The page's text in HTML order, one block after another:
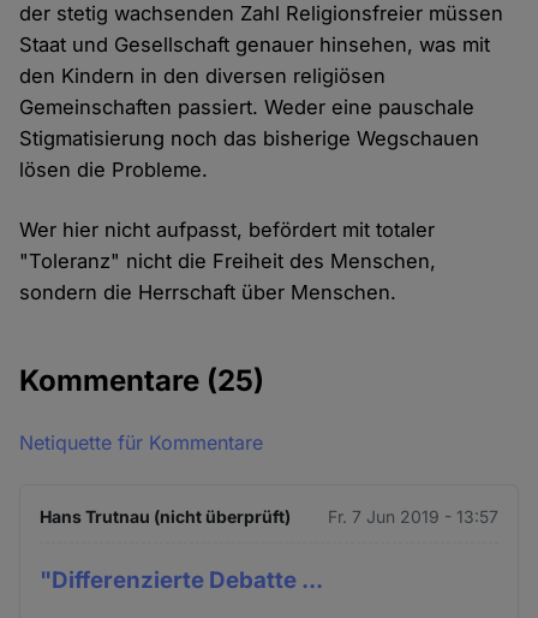
der stetig wachsenden Zahl Religionsfreier müssen
Staat und Gesellschaft genauer hinsehen, was mit
den Kindern in den diversen religiösen
Gemeinschaften passiert. Weder eine pauschale
Stigmatisierung noch das bisherige Wegschauen
lösen die Probleme.
Wer hier nicht aufpasst, befördert mit totaler
"Toleranz" nicht die Freiheit des Menschen,
sondern die Herrschaft über Menschen.
Kommentare (25)
Netiquette für Kommentare
Hans Trutnau (nicht überprüft) Fr. 7 Jun 2019 - 13:57
"Differenzierte Debatte ...